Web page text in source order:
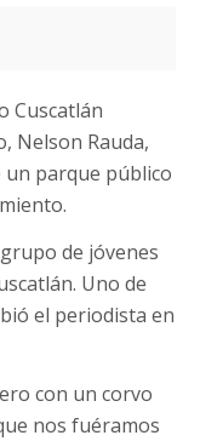
Cuscatlán
Nelson Rauda,
un parque público
de jóvenes
Uno de
el periodista en
con un corvo
nos fuéramos